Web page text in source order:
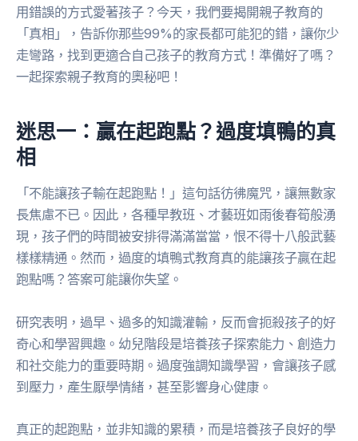
用錯誤的方式愛著孩子？今天，我們要揭開親子教育的
「真相」，告訴你那些99%的家長都可能犯的錯，讓你少
走彎路，找到更適合自己孩子的教育方式！準備好了嗎？
一起探索親子教育的奧秘吧！
迷思一：贏在起跑點？過度填鴨的真
相
「不能讓孩子輸在起跑點！」這句話彷彿魔咒，讓無數家
長焦慮不已。因此，各種早教班、才藝班如雨後春筍般湧
現，孩子們的時間被安排得滿滿當當，恨不得十八般武藝
樣樣精通。然而，過度的填鴨式教育真的能讓孩子贏在起
跑點嗎？答案可能讓你失望。
研究表明，過早、過多的知識灌輸，反而會扼殺孩子的好
奇心和學習興趣。幼兒階段是培養孩子探索能力、創造力
和社交能力的重要時期。過度強調知識學習，會讓孩子感
到壓力，產生厭學情緒，甚至影響身心健康。
真正的起跑點，並非知識的累積，而是培養孩子良好的學